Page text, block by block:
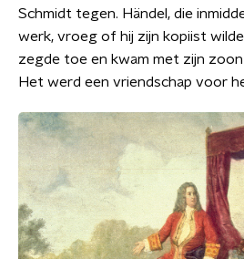
Schmidt tegen. Händel, die
werk, vroeg of hij zijn kopiist
zegde toe en kwam met zijn
Het werd een vriendschap voor